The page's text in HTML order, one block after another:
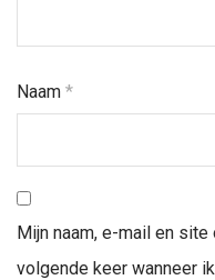
Naam *
Mijn naam, e-mail en
volgende keer wanneer